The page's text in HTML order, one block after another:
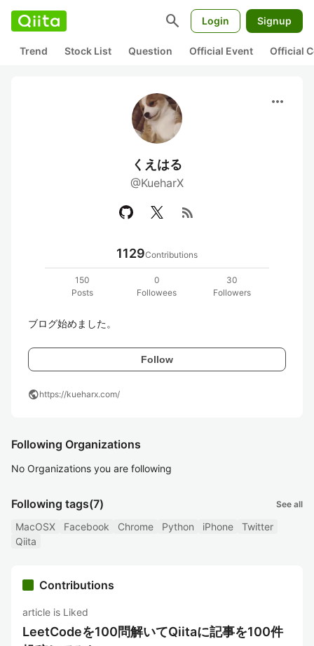
search Login Signup
Trend Stock List Question Official Event Official
more_horiz
くえはる
@KueharX
rss_feed
1129Contributions
150
Posts
0
Followees
30
Followers
ブログ始めました。
Follow
publichttps://kueharx.com/
Following Organizations
No Organizations you are following
Following tags(7) See all
MacOSX Facebook Chrome Python iPhone
Twitter
Qiita
Contributions
article is Liked
LeetCodeを100問解いてQiitaに記事を100件